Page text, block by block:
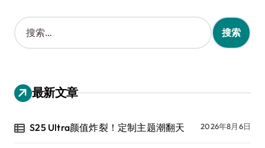
搜
索
：
最新文章
S25 Ultra颜值炸裂！定制主题潮翻天 2026年8月6日